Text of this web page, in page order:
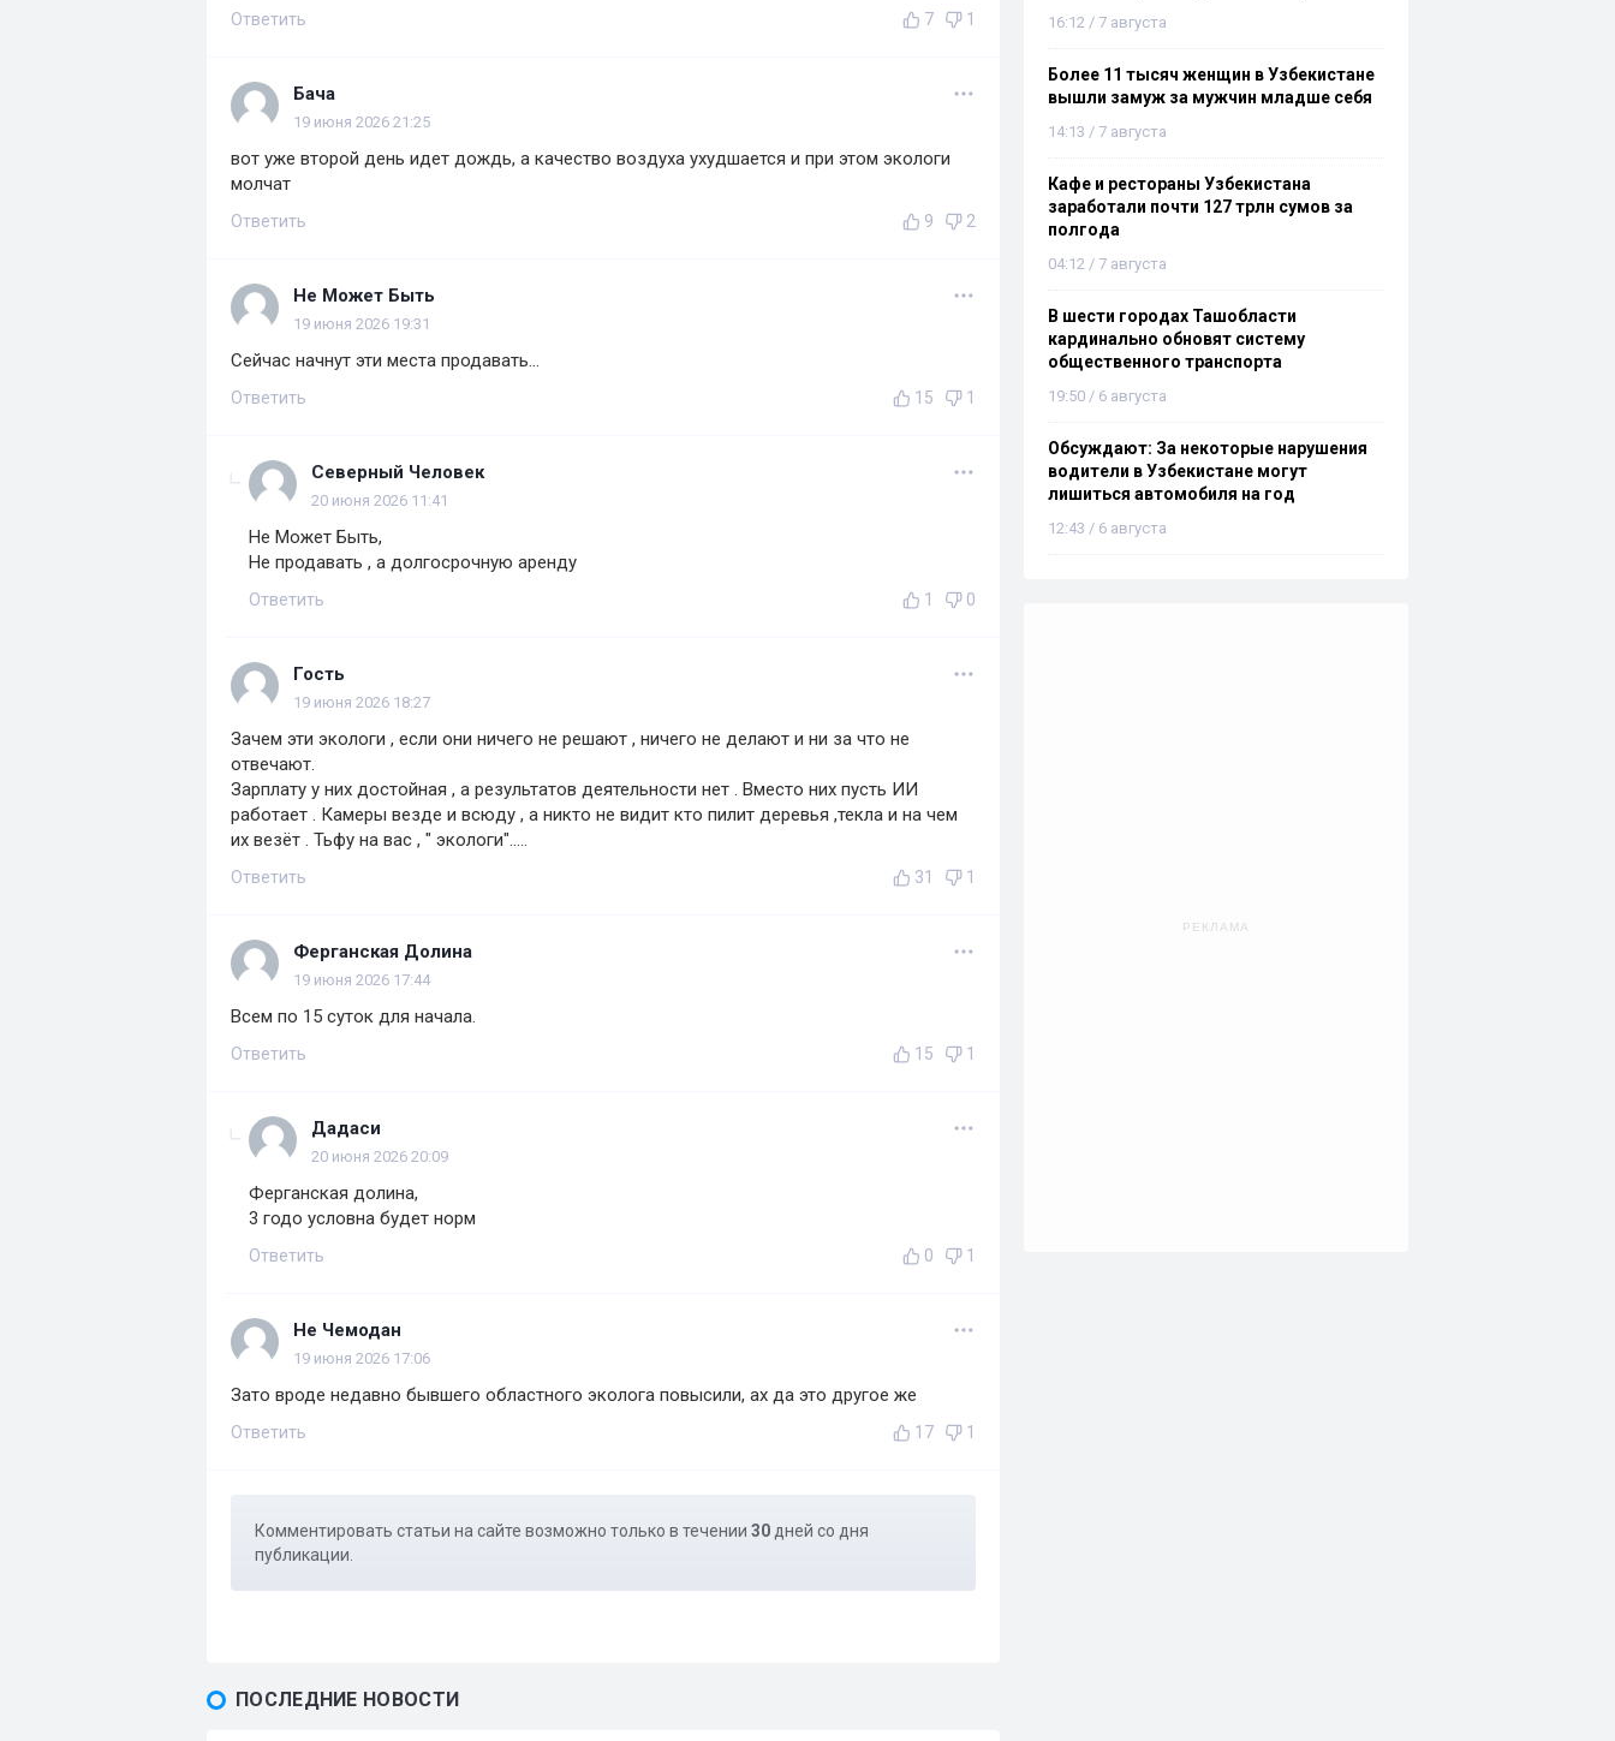
Ответить 7 1
Бача
19 июня 2026 21:25
вот уже второй день идет дождь, а качество воздуха ухудшается и при этом экологи
молчат
Ответить 9 2
Не Может Быть
19 июня 2026 19:31
Сейчас начнут эти места продавать...
Ответить 15 1
Северный Человек
20 июня 2026 11:41
Не Может Быть,
Не продавать , а долгосрочную аренду
Ответить 1 0
Гость
19 июня 2026 18:27
Зачем эти экологи , если они ничего не решают , ничего не делают и ни за что не
отвечают.
Зарплату у них достойная , а результатов деятельности нет . Вместо них пусть ИИ
работает . Камеры везде и всюду , а никто не видит кто пилит деревья ,текла и на чем
их везёт . Тьфу на вас , " экологи".....
Ответить 31 1
Ферганская Долина
19 июня 2026 17:44
Всем по 15 суток для начала.
Ответить 15 1
Дадаси
20 июня 2026 20:09
Ферганская долина,
3 годо условна будет норм
Ответить 0 1
Не Чемодан
19 июня 2026 17:06
Зато вроде недавно бывшего областного эколога повысили, ах да это другое же
Ответить 17 1
Комментировать статьи на сайте возможно только в течении 30 дней со дня
публикации.
ПОСЛЕДНИЕ НОВОСТИ
16:12 / 7 августа
Более 11 тысяч женщин в Узбекистане
вышли замуж за мужчин младше себя
14:13 / 7 августа
Кафе и рестораны Узбекистана
заработали почти 127 трлн сумов за
полгода
04:12 / 7 августа
В шести городах Ташобласти
кардинально обновят систему
общественного транспорта
19:50 / 6 августа
Обсуждают: За некоторые нарушения
водители в Узбекистане могут
лишиться автомобиля на год
12:43 / 6 августа